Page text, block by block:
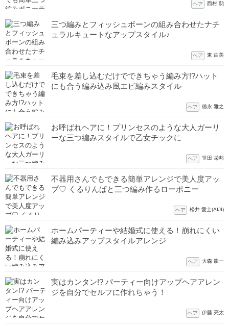
ヘア 西村 勲
三つ編みとフィッシュボーンの組み合わせたナチ
ュラルキュートなアップスタイル♪
ヘア 東 由美
毛束を差し込むだけでできちゃう編み方!?ハット
にも合う編み込み風エビ編みスタイル
ヘア 徳永 雅之
お呼ばれヘアに！プリンセスのような大人ガーリ
ーな三つ編みスタイルで乙女チックに
ヘア 笹田 栄邦
不器用さんでもできる簡単アレンジで美人度アッ
プ♡ くるりんぱと三つ編み作るローポニー
ヘア 松井 愛士(AIJI)
ホームパーティーや結婚式に使える！崩れにくい
編み込みアップスタイルアレンジ
ヘア 大森 龍一
実はカンタン!? パーティー向けアップヘアアレン
ジを自分でセルフに作れちゃう！
ヘア 伊藤 亮太